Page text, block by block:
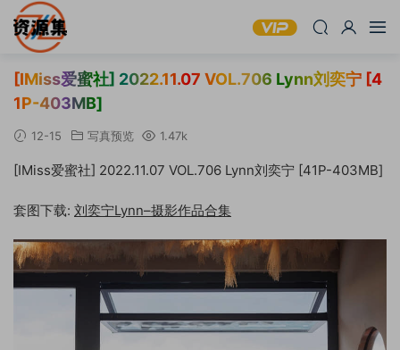
[IMiss爱蜜社] 2022.11.07 VOL.706 Lynn刘奕宁 [4
1P-403MB]
12-15 写真预览 1.47k
[IMiss爱蜜社] 2022.11.07 VOL.706 Lynn刘奕宁 [41P-403MB]
套图下载: 刘奕宁Lynn–摄影作品合集